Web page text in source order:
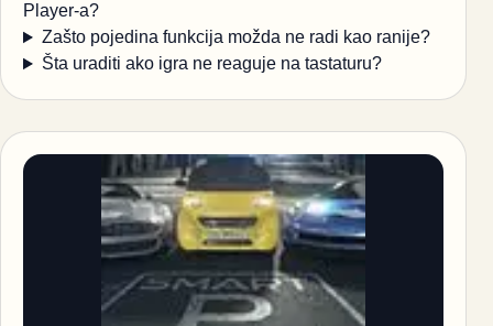
Player-a?
Zašto pojedina funkcija možda ne radi kao ranije?
Šta uraditi ako igra ne reaguje na tastaturu?